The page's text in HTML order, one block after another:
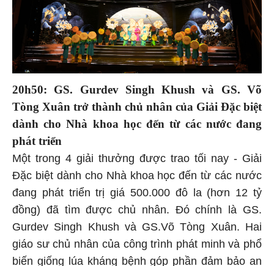
20h50: GS. Gurdev Singh Khush và GS. Võ
Tòng Xuân trở thành chủ nhân của Giải Đặc biệt
dành cho Nhà khoa học đến từ các nước đang
phát triển
Một trong 4 giải thưởng được trao tối nay - Giải
Đặc biệt dành cho Nhà khoa học đến từ các nước
đang phát triển trị giá 500.000 đô la (hơn 12 tỷ
đồng) đã tìm được chủ nhân. Đó chính là GS.
Gurdev Singh Khush và GS.Võ Tòng Xuân. Hai
giáo sư chủ nhân của công trình phát minh và phổ
biến giống lúa kháng bệnh góp phần đảm bảo an